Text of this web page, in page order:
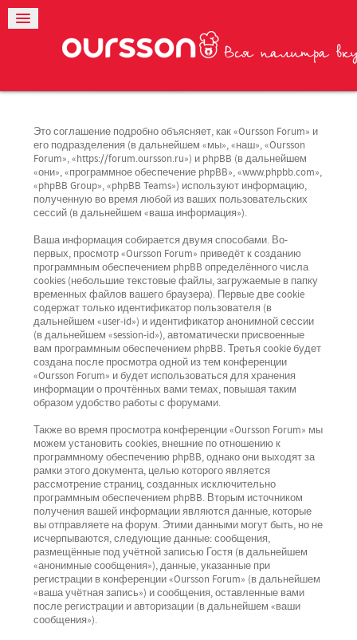
Это соглашение подробно объясняет, как «Oursson Forum» и
его подразделения (в дальнейшем «мы», «наш», «Oursson
Forum», «https://forum.oursson.ru») и phpBB (в дальнейшем
«они», «программное обеспечение phpBB», «www.phpbb.com»,
«phpBB Group», «phpBB Teams») используют информацию,
полученную во время любой из ваших пользовательских
сессий (в дальнейшем «ваша информация»).
Ваша информация собирается двумя способами. Во-
первых, просмотр «Oursson Forum» приведёт к созданию
программным обеспечением phpBB определённого числа
cookies (небольшие текстовые файлы, загружаемые в папку
временных файлов вашего браузера). Первые две cookie
содержат только идентификатор пользователя (в
дальнейшем «user-id») и идентификатор анонимной сессии
(в дальнейшем «session-id»), автоматически присвоенные
вам программным обеспечением phpBB. Третья cookie будет
создана после просмотра одной из тем конференции
«Oursson Forum» и будет использоваться для хранения
информации о прочтённых вами темах, повышая таким
образом удобство работы с форумами.
Также во время просмотра конференции «Oursson Forum» мы
можем установить cookies, внешние по отношению к
программному обеспечению phpBB, однако они выходят за
рамки этого документа, целью которого является
рассмотрение страниц, созданных исключительно
программным обеспечением phpBB. Вторым источником
получения вашей информации являются данные, которые
вы отправляете на форум. Этими данными могут быть, но не
исчерпываются, следующие данные: сообщения,
размещённые под учётной записью Гостя (в дальнейшем
«анонимные сообщения»), данные, указанные при
регистрации в конференции «Oursson Forum» (в дальнейшем
«ваша учётная запись») и сообщения, оставленные вами
после регистрации и авторизации (в дальнейшем «ваши
сообщения»).